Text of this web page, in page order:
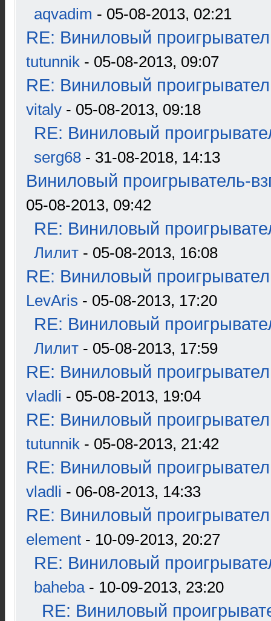
aqvadim - 05-08-2013, 02:21
RE: Виниловый
tutunnik - 05-08-2013, 09:07
RE: Виниловый
vitaly - 05-08-2013, 09:18
RE: Виниловый
serg68 - 31-08-2018, 14:13
Виниловый проигрыватель-
05-08-2013, 09:42
RE: Виниловый
Лилит - 05-08-2013, 16:08
RE: Виниловый
LevAris - 05-08-2013, 17:20
RE: Виниловый
Лилит - 05-08-2013, 17:59
RE: Виниловый
vladli - 05-08-2013, 19:04
RE: Виниловый
tutunnik - 05-08-2013, 21:42
RE: Виниловый
vladli - 06-08-2013, 14:33
RE: Виниловый
element - 10-09-2013, 20:27
RE: Виниловый
baheba- 10-09-2013, 23:20
RE: Виниловый